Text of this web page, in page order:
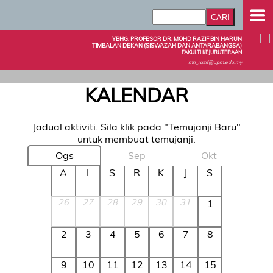
YBHG. PROFESOR DR. MOHD RAZIF BIN HARUN
TIMBALAN DEKAN (SISWAZAH DAN ANTARABANGSA)
FAKULTI KEJURUTERAAN
mh_razif@upm.edu.my
KALENDAR
Jadual aktiviti. Sila klik pada "Temujanji Baru"
untuk membuat temujanji.
Ogs
Sep
Okt
A
I S R K J S
26 27 28 29 30 31 1
2 3 4 5 6 7 8
9 10 11 12 13 14 15